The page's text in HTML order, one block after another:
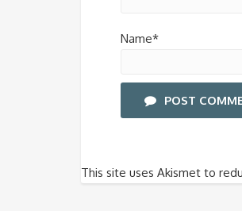
Name*
POST
This site uses Akismet to